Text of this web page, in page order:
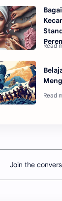
Join the